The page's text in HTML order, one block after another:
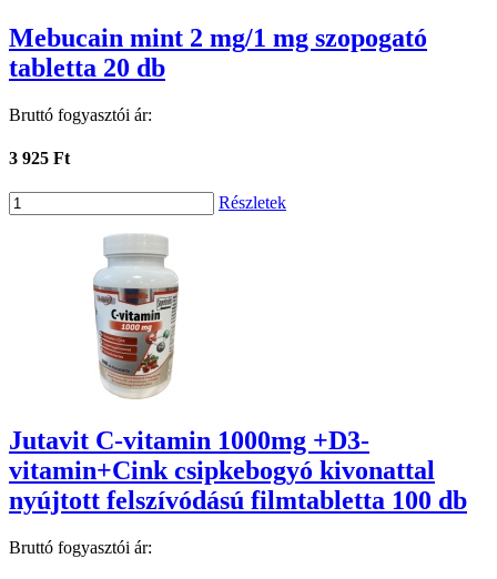
Mebucain mint 2 mg/1 mg szopogató
tabletta 20 db
Bruttó fogyasztói ár:
3 925 Ft
Részletek
Jutavit C-vitamin 1000mg +D3-
vitamin+Cink csipkebogyó kivonattal
nyújtott felszívódású filmtabletta 100 db
Bruttó fogyasztói ár: